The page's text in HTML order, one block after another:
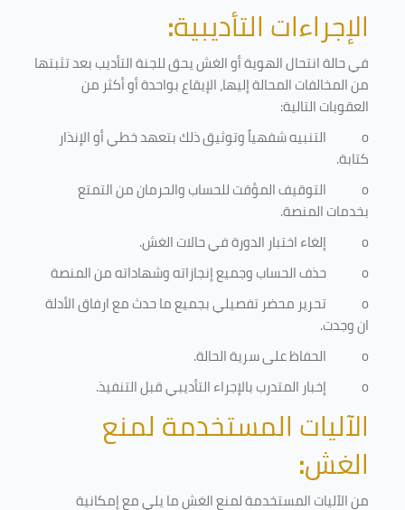
الإجراءات التأديبية:
في حالة انتحال الهوية أو الغش يحق للجنة التأديب بعد تثبتها
من المخالفات المحالة إليها، الإيقاع بواحدة أو أكثر من
العقوبات التالية:
o
التنبيه شفهياً وتوثيق ذلك بتعهد خطي أو الإنذار
كتابة.
o
التوقيف المؤقت للحساب والحرمان من التمتع
بخدمات المنصة.
o
إلغاء اختبار الدورة في حالات الغش.
o
حذف الحساب وجميع إنجازاته وشهاداته من المنصة
o
تحرير محضر تفصيلي بجميع ما حدث مع ارفاق الأدلة
ان وجدت.
o
الحفاظ على سرية الحالة.
o
إخبار المتدرب بالإجراء التأديبي قبل التنفيذ.
الآليات المستخدمة لمنع
الغش:
من الآليات المستخدمة لمنع الغش ما يلي مع إمكانية